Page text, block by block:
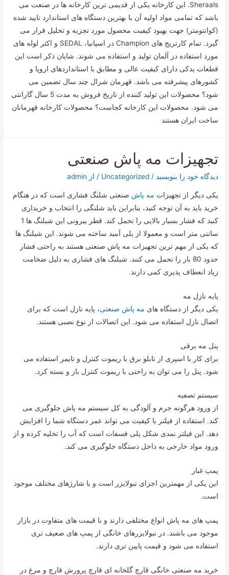
Sheraals. این کارخانه یکی از قدیمی ترین کارخانه ها در صنعت می
باشد که تمامی مواد اولیه آن با بهترین دستگاه های استاندارد تایید شده
(کوانتومتر) جهت بهبود کیفیت محصول مورد تجزیه و تحلیل قرار می
گیرد. تمام کارتریج های Champion در اسپانیا، SEDAL و اکثر لوله های
مورد استفاده در آلمان تولید و استفاده می شوند. شایان ذکر است این
قطعات یدکی دارای کیفیت عالی و مطابق با استانداردهای اروپا و
کشورهای پیشرفته می باشد. قهرمان شرال چند سال تضمین می
شود؟ محصولات این تولید کننده از تاریخ فروش به مدت 5 سال گارانتی
می شود. محصولات این کارخانه کجاست؟ محصولات کارخانه قهرمانان
ساخت ایران هستند
تجهیزات مه پاش صنعتی
دیدگاه‌ خود را بنویسید /
Uncategorized / از admin
یکی دیگر از تجهیزات مه پاش صنعتی شلنگ فشاری است که در هنگام
خرید باید به آن توجه کنید، بنابراین باید شلنگی را انتخاب و خریداری
کنید که فشار بسیار بالایی را تحمل کند. قطر بیرونی این شیلنگ ها 1
سانتی متر است و معمولا از پلی آمید ساخته می شوند. این شیلنگ ها
که یکی از مهم ترین تجهیزات مه پاش صنعتی هستند به راحتی فشار
حدود 80 بار را تحمل می کنند. شیلنگ های فشاری به دلیل ضخامت
زیاد انعطاف پذیری کمی دارند.
پایه نازل مه
یکی دیگر از دستگاه های مه پاش صنعتی، پایه نازل است که برای
اتصال نازل استفاده می شود. این اتصالات از نوع نصبی هستند.
پنل مه برقی
برای کار با اسپری از تابلو برق با ریموت کنترل و تایمر استفاده می
شود. پنل را می توان به راحتی با ریموت کنترل باز و بسته کرد.
سیستم تصفیه
از ورود هرگونه جرم و آلودگی به کل سیستم مه پاش جلوگیری می
کند. استفاده از فیلتر با کیفیت می تواند عمر دستگاه شما را افزایش
دهد. این فیلتر نمدی شکل پلی فسفات است که آب را تخلیه کرده و از
ورود مواد خارجی به داخل دستگاه جلوگیری می کند.
پمپ غبار
این یکی از مهمترین اجزای نبولایزر است و با شارژهای مختلف موجود
است.
پمپ های مه پاش انواع مختلفی دارند و با قیمت های متفاوت در بازار
موجود می باشند. در نبولایزرهای خانگی از پمپ های ضعیف تری
استفاده می شود و قیمت پایین تری دارند.
خرید مه صنعتی خانگی قارچ گلخانه ای قارچ پرورش قارچ و مرغ در